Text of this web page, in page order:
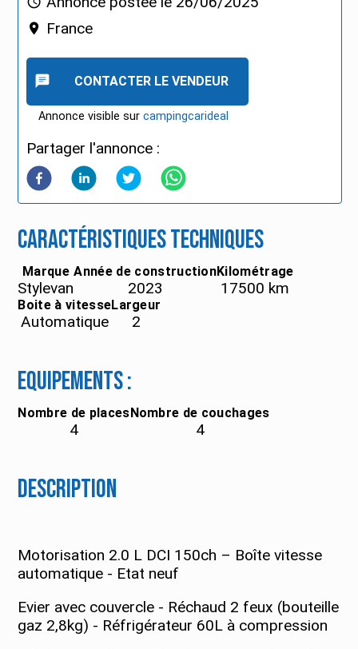
France
CONTACTER LE VENDEUR
Annonce visible surcampingcarideal
Partager l'annonce :
Caractéristiques techniques
Marque
Stylevan
Année de construction
2023
Kilométrage
17500 km
Boite à vitesse
Automatique
Largeur
2
Equipements :
Nombre de places
4
Nombre de couchages
4
Description
Motorisation 2.0 L DCI 150ch – Boîte vitesse
automatique - Etat neuf
Evier avec couvercle - Réchaud 2 feux (bouteille
gaz 2,8kg) - Réfrigérateur 60L à compression